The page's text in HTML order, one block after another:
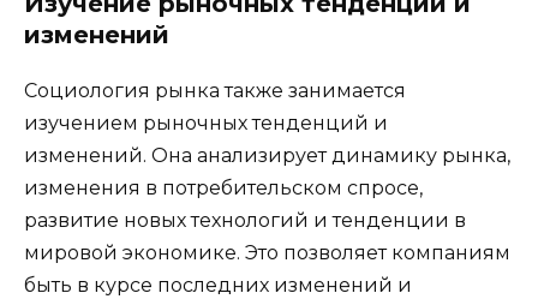
изменений
Социология рынка также занимается
изучением рыночных тенденций и
изменений. Она анализирует динамику рынка,
изменения в потребительском спросе,
развитие новых технологий и тенденции в
мировой экономике. Это позволяет компаниям
быть в курсе последних изменений и